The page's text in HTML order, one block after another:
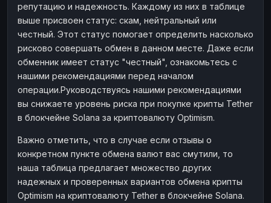
репутацию и надежность. Каждому из них в таблице
выше присвоен статус: скам, нейтральный или
честный. Этот статус помогает определить насколько
рисково совершать обмен в данном месте. Даже если
обменник имеет статус "честный", ознакомьтесь с
нашими рекомендациями перед началом
операции.Руководствуясь нашими рекомендациями
вы снижаете уровень риска при покупке крипты Tether
в блокчейне Solana за криптовалюту Optimism.
Важно отметить, что в случае если отзывы о
конкретном пункте обмена валют вас смутили, то
наша таблица предлагает множество других
надежных и проверенных вариантов обмена крипты
Optimism на криптовалюту Tether в блокчейне Solana.